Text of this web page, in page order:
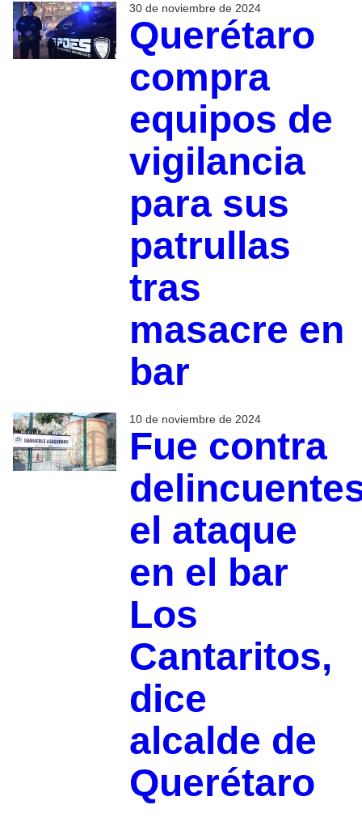
30 de noviembre de 2024
Querétaro
compra
equipos de
vigilancia
para sus
patrullas
tras
masacre en
bar
10 de noviembre de 2024
Fue contra
el ataque
en el bar
Los
Cantaritos,
dice
alcalde de
Querétaro